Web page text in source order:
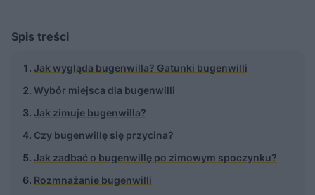
Spis treści
Jak wygląda bugenwilla? Gatunki bugenwilli
Wybór miejsca dla bugenwilli
Jak zimuje bugenwilla?
Czy bugenwillę się przycina?
Jak zadbać o bugenwillę po zimowym spoczynku?
Rozmnażanie bugenwilli